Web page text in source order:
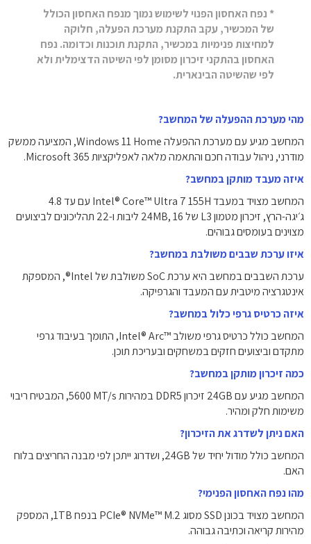
* נפח האחסון הפנוי לשימוש נמוך מנפח האחסון הכולל
של המכשיר, עקב התקנת מערכת הפעלה, חלוקה
למחיצות פנימיות במכשיר, התקנת תוכנות וכדומה. נפח
האחסון בהתקני זיכרון מסומן לפי השיטה הדצימלית ולא
לפי שהשיטה הבינארית.
מהי מערכת ההפעלה של המחשב?
המחשב מגיע עם מערכת ההפעלה Windows 11 Home, המציעה ממשק
מודרני, ניהול עבודה חכם והתאמה מלאה לאפליקציות Microsoft 365.
איזה מעבד מותקן במחשב?
המחשב מצויד במעבד Intel® Core™ Ultra 7 155H עם עד 4.8
ג׳יגה-הרץ, זיכרון מטמון L3 של ‎24MB‎, 16 ליבות ו-22 תהליכונים לביצועים
מצוינים בעומסים גבוהים.
איזו ערכת שבבים משולבת במחשב?
ערכת השבבים במחשב היא ערכת SoC משולבת של Intel®, המספקת
אינטגרציה מיטבית עם המעבד והגרפיקה.
איזה כרטיס גרפי כלול במחשב?
המחשב כולל כרטיס גרפי משולב Intel® Arc™‎, התומך בעיבוד גרפי
מתקדם וביצועים חזקים במשחקים ובעריכת תוכן.
כמה זיכרון מותקן במחשב?
המחשב מגיע עם ‎24GB‎ זיכרון DDR5 במהירות ‎5600 MT/s‎, המבטיח ריבוי
משימות חלק ומהיר.
האם ניתן לשדרג את הזיכרון?
המחשב כולל מודול יחיד של ‎24GB‎, ושדרוג ייתכן לפי מבנה החריצים בלוח
האם.
מהו נפח האחסון הפנימי?
המחשב מצויד בכונן SSD מסוג PCIe® NVMe™ M.2 בנפח ‎1TB‎, המספק
מהירות קריאה וכתיבה גבוהה.